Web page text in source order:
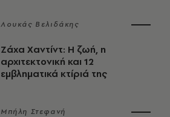
Λουκάς Βελιδάκης
Ζάχα Χαντίντ: Η ζωή, η
αρχιτεκτονική και 12
εμβληματικά κτίριά της
Μπήλη Στεφανή